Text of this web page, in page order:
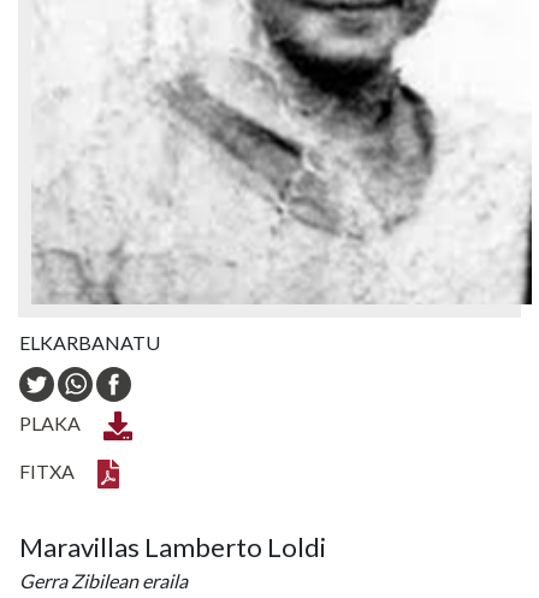
ELKARBANATU
PLAKA
FITXA
Maravillas Lamberto Loldi
Gerra Zibilean eraila